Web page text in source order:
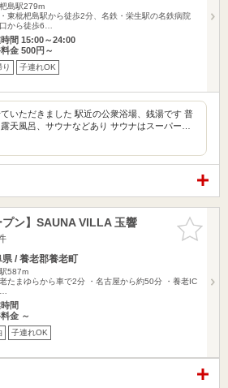
島駅279m
東枇杷島駅から徒歩2分、名鉄・栄生駅の名鉄病院
から徒歩6…
間 15:00～24:00
金 500円～
り 子連れOK
いただきました 駅近の公衆浴場、銭湯です 普
天風呂、サウナなどあり サウナはスーパー…
お気に入
りに追加
プン】SAUNA VILLA 玉響
県 / 養老郡養老町
587m
老たまゆらから車で2分 ・名古屋から約50分 ・養老IC
間
金 ～
子連れOK